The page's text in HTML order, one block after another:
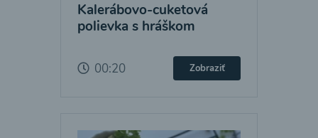
Kalerábovo-cuketová
polievka s hráškom
00:20 Zobraziť